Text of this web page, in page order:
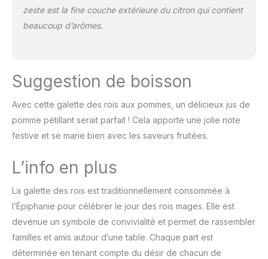
zeste est la fine couche extérieure du citron qui contient
beaucoup d’arômes.
Suggestion de boisson
Avec cette galette des rois aux pommes, un délicieux jus de
pomme pétillant serait parfait ! Cela apporte une jolie note
festive et se marie bien avec les saveurs fruitées.
L’info en plus
La galette des rois est traditionnellement consommée à
l’Épiphanie pour célébrer le jour des rois mages. Elle est
devenue un symbole de convivialité et permet de rassembler
familles et amis autour d’une table. Chaque part est
déterminée en tenant compte du désir de chacun de